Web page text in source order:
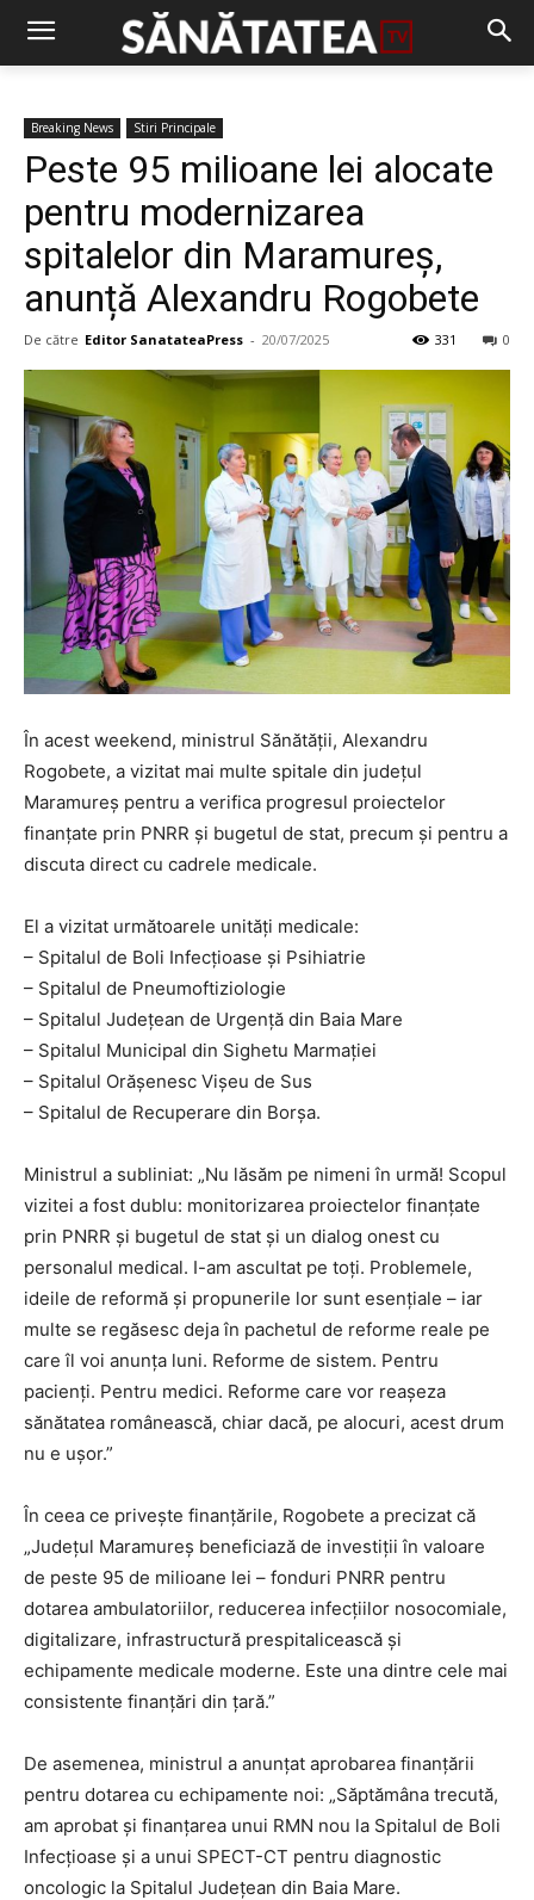
Breaking News Stiri Principale
Peste 95 milioane lei alocate
pentru modernizarea
spitalelor din Maramureș,
anunță Alexandru Rogobete
De către Editor SanatateaPress - 20/07/2025 0
331
În acest weekend, ministrul Sănătății, Alexandru
Rogobete, a vizitat mai multe spitale din județul
Maramureș pentru a verifica progresul proiectelor
finanțate prin PNRR și bugetul de stat, precum și pentru a
discuta direct cu cadrele medicale.
El a vizitat următoarele unități medicale:
– Spitalul de Boli Infecțioase și Psihiatrie
– Spitalul de Pneumoftiziologie
– Spitalul Județean de Urgență din Baia Mare
– Spitalul Municipal din Sighetu Marmației
– Spitalul Orășenesc Vișeu de Sus
– Spitalul de Recuperare din Borșa.
Ministrul a subliniat: „Nu lăsăm pe nimeni în urmă! Scopul
vizitei a fost dublu: monitorizarea proiectelor finanțate
prin PNRR și bugetul de stat și un dialog onest cu
personalul medical. I-am ascultat pe toți. Problemele,
ideile de reformă și propunerile lor sunt esențiale – iar
multe se regăsesc deja în pachetul de reforme reale pe
care îl voi anunța luni. Reforme de sistem. Pentru
pacienți. Pentru medici. Reforme care vor reașeza
sănătatea românească, chiar dacă, pe alocuri, acest drum
nu e ușor.”
În ceea ce privește finanțările, Rogobete a precizat că
„Județul Maramureș beneficiază de investiții în valoare
de peste 95 de milioane lei – fonduri PNRR pentru
dotarea ambulatoriilor, reducerea infecțiilor nosocomiale,
digitalizare, infrastructură prespitalicească și
echipamente medicale moderne. Este una dintre cele mai
consistente finanțări din țară.”
De asemenea, ministrul a anunțat aprobarea finanțării
pentru dotarea cu echipamente noi: „Săptămâna trecută,
am aprobat și finanțarea unui RMN nou la Spitalul de Boli
Infecțioase și a unui SPECT-CT pentru diagnostic
oncologic la Spitalul Județean din Baia Mare.